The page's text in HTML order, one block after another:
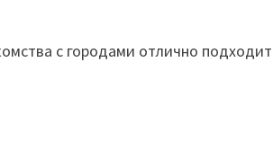
с городами отлично